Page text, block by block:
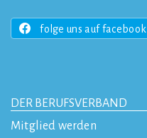
folge uns auf facebook
DER BERUFSVERBAND
Mitglied werden